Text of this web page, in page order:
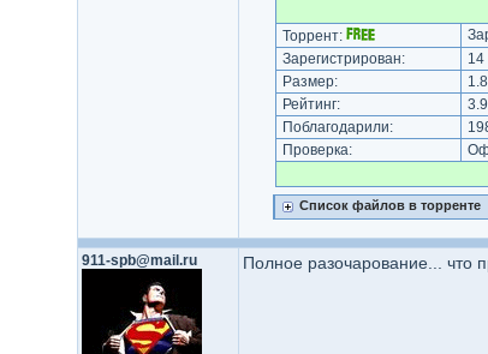
Торрент:
Зарегистрирован:
Размер:
Рейтинг: 3.9
Поблагодарили:
Проверка:
Список файлов в торренте
911-spb@mail.ru Полное разочарование... что